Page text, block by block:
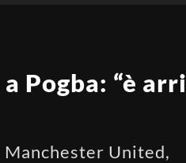
Pogba: “è
Manchester United,